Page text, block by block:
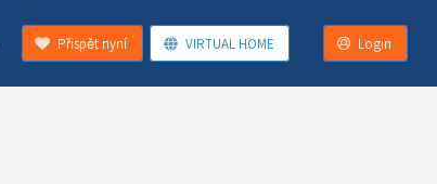
Přispět nyní VIRTUAL HOME Login